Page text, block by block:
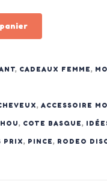
, CADEAUX FEMME,
, ACCESSOIRE
, COTE BASQUE,
PRIX, PINCE, RODEO